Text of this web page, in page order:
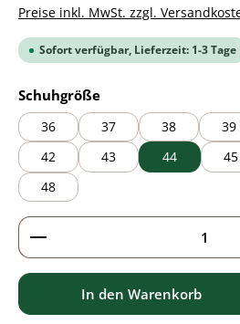
Preise inkl. MwSt. zzgl.
Sofort verfügbar, Lieferzeit: 1-3 Tage
Schuhgrößeauswählen
36 37 38 39
42
43 44 45
48
Produkt Anzahl: Gib den
In den Warenkorb